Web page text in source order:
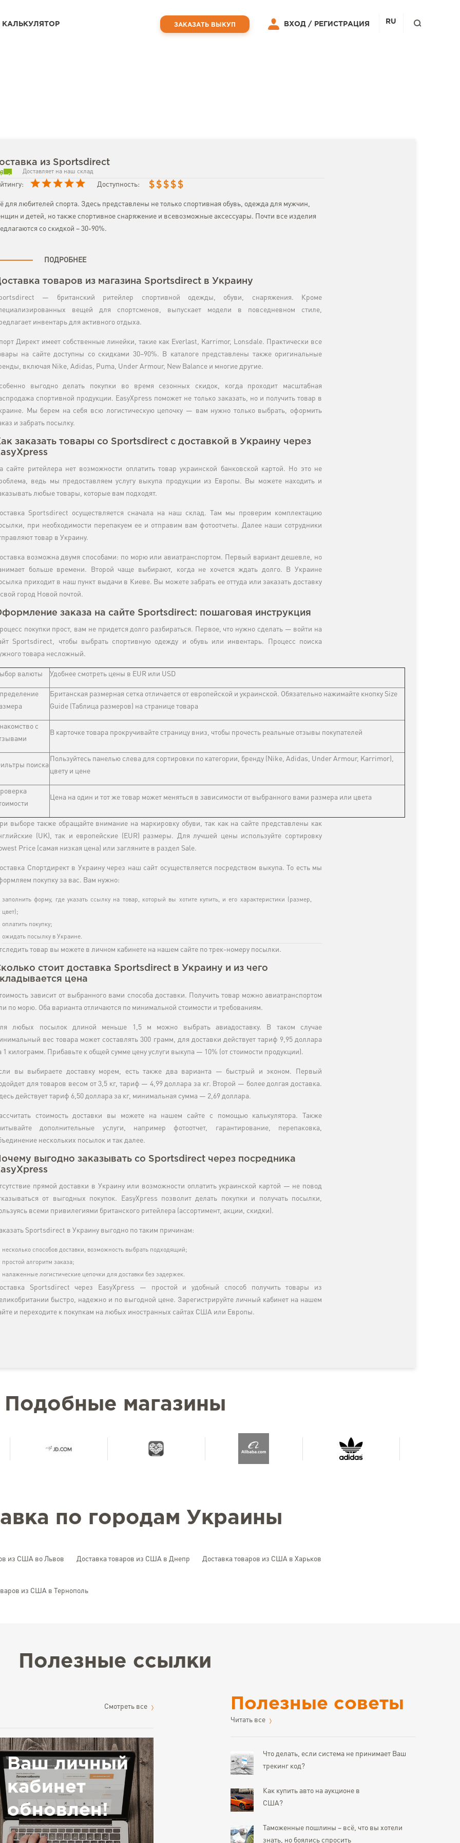
из Sportsdirect
Доставляет на наш склад
Доступность: $ $ $ $ $
для любителей спорта. Здесь представлены не только спортивная обувь, одежда для мужчин,
и детей, но также спортивное снаряжение и всевозможные аксессуары. Почти все изделия
со скидкой – 30-90%.
ПОДРОБНЕЕ
товаров из магазина Sportsdirect в Украину
— британский ритейлер спортивной одежды, обуви, снаряжения. Кроме
вещей для спортсменов, выпускает модели в повседневном стиле,
инвентарь для активного отдыха.
Директ имеет собственные линейки, такие как Everlast, Karrimor, Lonsdale. Практически все
на сайте доступны со скидками 30–90%. В каталоге представлены также оригинальные
включая Nike, Adidas, Puma, Under Armour, New Balance и многие другие.
выгодно делать покупки во время сезонных скидок, когда проходит масштабная
спортивной продукции. EasyXpress поможет не только заказать, но и получить товар в
Мы берем на себя всю логистическую цепочку — вам нужно только выбрать, оформить
и забрать посылку.
заказать товары со Sportsdirect с доставкой в Украину через
сайте ритейлера нет возможности оплатить товар украинской банковской картой. Но это не
ведь мы предоставляем услугу выкупа продукции из Европы. Вы можете находить и
любые товары, которые вам подходят.
Sportsdirect осуществляется сначала на наш склад. Там мы проверим комплектацию
при необходимости перепакуем ее и отправим вам фотоотчеты. Далее наши сотрудники
товар в Украину.
возможна двумя способами: по морю или авиатранспортом. Первый вариант дешевле, но
больше времени. Второй чаще выбирают, когда не хочется ждать долго. В Украине
приходит в наш пункт выдачи в Киеве. Вы можете забрать ее оттуда или заказать доставку
город Новой почтой.
заказа на сайте Sportsdirect: пошаговая инструкция
покупки прост, вам не придется долго разбираться. Первое, что нужно сделать — войти на
Sportsdirect, чтобы выбрать спортивную одежду и обувь или инвентарь. Процесс поиска
товара несложный.
валюты Удобнее смотреть цены в EUR или USD
Британская размерная сетка отличается от европейской и украинской. Обязательно нажимайте кнопку Size
Guide (Таблица размеров) на странице товара
с
В карточке товара прокручивайте страницу вниз, чтобы прочесть реальные отзывы покупателей
поиска
Пользуйтесь панелью слева для сортировки по категории, бренду (Nike, Adidas, Under Armour, Karrimor),
цвету и цене
Цена на один и тот же товар может меняться в зависимости от выбранного вами размера или цвета
выборе также обращайте внимание на маркировку обуви, так как на сайте представлены как
(UK), так и европейские (EUR) размеры. Для лучшей цены используйте сортировку
Price (самая низкая цена) или загляните в раздел Sale.
Спортдирект в Украину через наш сайт осуществляется посредством выкупа. То есть мы
покупку за вас. Вам нужно:
заполнить форму, где указать ссылку на товар, который вы хотите купить, и его характеристики (размер,
цвет);
оплатить покупку;
ожидать посылку в Украине.
товар вы можете в личном кабинете на нашем сайте по трек-номеру посылки.
стоит доставка Sportsdirect в Украину и из чего
цена
зависит от выбранного вами способа доставки. Получить товар можно авиатранспортом
по морю. Оба варианта отличаются по минимальной стоимости и требованиям.
любых посылок длиной меньше 1,5 м можно выбрать авиадоставку. В таком случае
вес товара может составлять 300 грамм, для доставки действует тариф 9,95 доллара
1 килограмм. Прибавьте к общей сумме цену услуги выкупа — 10% (от стоимости продукции).
вы выбираете доставку морем, есть также два варианта — быстрый и эконом. Первый
для товаров весом от 3,5 кг, тариф — 4,99 доллара за кг. Второй — более долгая доставка.
действует тариф 6,50 доллара за кг, минимальная сумма — 2,69 доллара.
стоимость доставки вы можете на нашем сайте с помощью калькулятора. Также
дополнительные услуги, например фотоотчет, гарантирование, перепаковка,
нескольких посылок и так далее.
выгодно заказывать со Sportsdirect через посредника
прямой доставки в Украину или возможности оплатить украинской картой — не повод
от выгодных покупок. EasyXpress позволит делать покупки и получать посылки,
всеми привилегиями британского ритейлера (ассортимент, акции, скидки).
Sportsdirect в Украину выгодно по таким причинам:
несколько способов доставки, возможность выбрать подходящий;
простой алгоритм заказа;
налаженные логистические цепочки для доставки без задержек.
Sportsdirect через EasyXpress — простой и удобный способ получить товары из
быстро, надежно и по выгодной цене. Зарегистрируйте личный кабинет на нашем
и переходите к покупкам на любых иностранных сайтах США или Европы.
Подобные магазины
по городам Украины
из США во Львов Доставка товаров из США в Днепр Доставка товаров из США в Харьков
из США в Тернополь
Полезные ссылки
Cмотреть все
Ваш личный
кабинет
обновлен!
Полезные советы
Читать все
Что делать, если система не принимает Ваш
трекинг код?
Как купить авто на аукционе в
США?
Таможенные пошлины – всё, что вы хотели
знать, но боялись спросить
КАЛЬКУЛЯТОР ЗАКАЗАТЬ ВЫКУП ВХОД / РЕГИСТРАЦИЯ RU